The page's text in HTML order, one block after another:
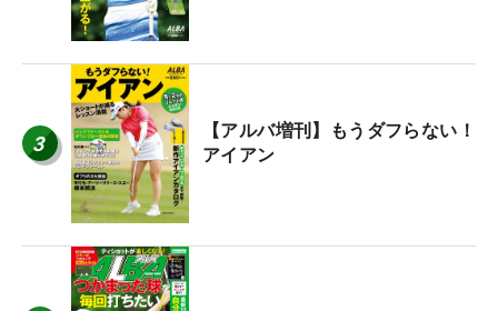
3
【アルバ増刊】もうダフらない！
アイアン